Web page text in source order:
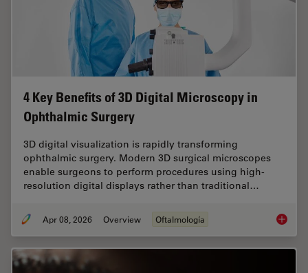
4 Key Benefits of 3D Digital Microscopy in
Ophthalmic Surgery
3D digital visualization is rapidly transforming
ophthalmic surgery. Modern 3D surgical microscopes
enable surgeons to perform procedures using high-
resolution digital displays rather than traditional…
Apr 08, 2026 Overview Oftalmología 4 Key